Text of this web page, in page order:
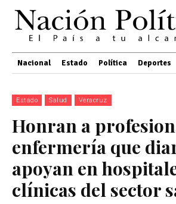
Nacional Estado Política Deportes
Estado Salud Veracruz
Honran a
enfermería que
apoyan en
clínicas del sector